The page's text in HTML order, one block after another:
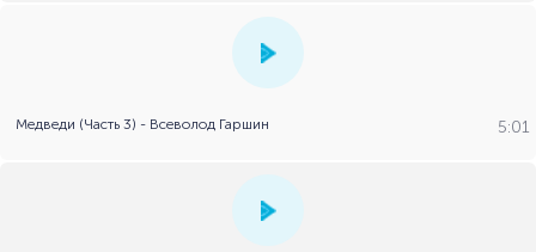
Медведи (Часть 3) - Всеволод Гаршин 5:01